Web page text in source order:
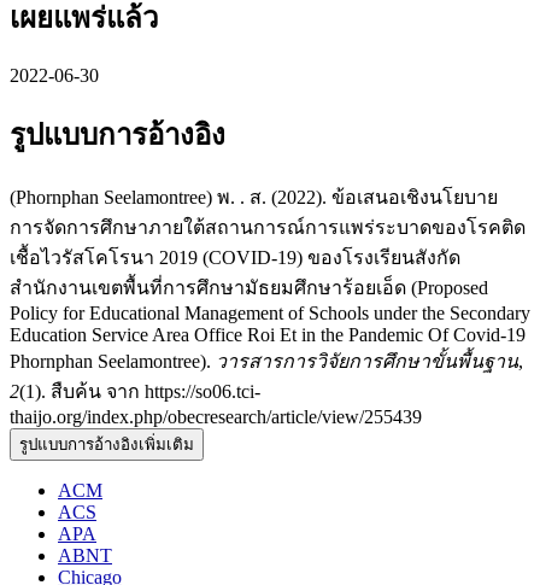
เผยแพร่แล้ว
2022-06-30
รูปแบบการอ้างอิง
(Phornphan Seelamontree) พ. . ส. (2022). ข้อเสนอเชิงนโยบาย
การจัดการศึกษาภายใต้สถานการณ์การแพร่ระบาดของโรคติด
เชื้อไวรัสโคโรนา 2019 (COVID-19) ของโรงเรียนสังกัด
สำนักงานเขตพื้นที่การศึกษามัธยมศึกษาร้อยเอ็ด (Proposed
Policy for Educational Management of Schools under the Secondary
Education Service Area Office Roi Et in the Pandemic Of Covid-19
Phornphan Seelamontree). วารสารการวิจัยการศึกษาขั้นพื้นฐาน,
2(1). สืบค้น จาก https://so06.tci-
thaijo.org/index.php/obecresearch/article/view/255439
รูปแบบการอ้างอิงเพิ่มเติม
ACM
ACS
APA
ABNT
Chicago